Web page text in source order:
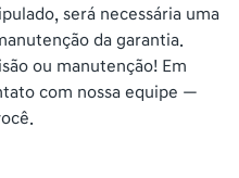
será necessária uma
da garantia.
ou manutenção! Em
com nossa equipe —